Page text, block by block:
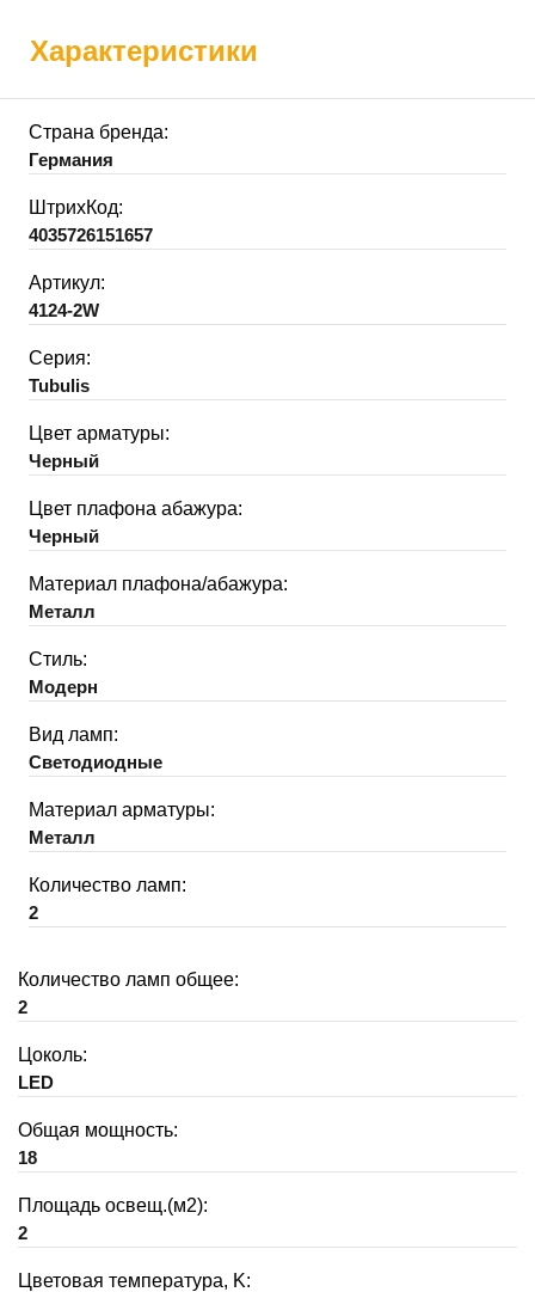
Характеристики
Страна бренда:
Германия
ШтрихКод:
4035726151657
Артикул:
4124-2W
Серия:
Tubulis
Цвет арматуры:
Черный
Цвет плафона абажура:
Черный
Материал плафона/абажура:
Металл
Стиль:
Модерн
Вид ламп:
Светодиодные
Материал арматуры:
Металл
Количество ламп:
2
Количество ламп общее:
2
Цоколь:
LED
Общая мощность:
18
Площадь освещ.(м2):
2
Цветовая температура, K: